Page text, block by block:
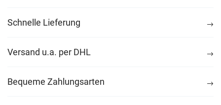
Schnelle Lieferung
Versand u.a. per DHL
Bequeme Zahlungsarten